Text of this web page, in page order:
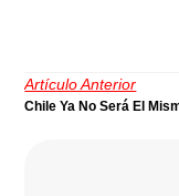
Artículo Anterior
Chile Ya No Será El